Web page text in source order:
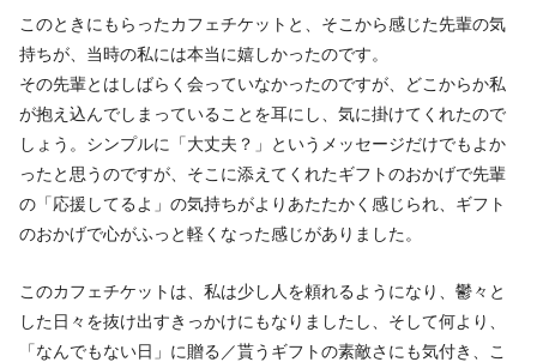
このときにもらったカフェチケットと、そこから感じた先輩の気
持ちが、当時の私には本当に嬉しかったのです。
その先輩とはしばらく会っていなかったのですが、どこからか私
が抱え込んでしまっていることを耳にし、気に掛けてくれたので
しょう。シンプルに「大丈夫？」というメッセージだけでもよか
ったと思うのですが、そこに添えてくれたギフトのおかげで先輩
の「応援してるよ」の気持ちがよりあたたかく感じられ、ギフト
のおかげで心がふっと軽くなった感じがありました。
このカフェチケットは、私は少し人を頼れるようになり、鬱々と
した日々を抜け出すきっかけにもなりましたし、そして何より、
「なんでもない日」に贈る／貰うギフトの素敵さにも気付き、こ